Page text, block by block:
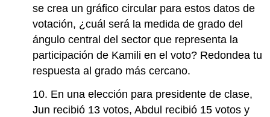
se crea un gráfico circular para estos datos de
votación, ¿cuál será la medida de grado del
ángulo central del sector que representa la
participación de Kamili en el voto? Redondea tu
respuesta al grado más cercano.
10. En una elección para presidente de clase,
Jun recibió 13 votos, Abdul recibió 15 votos y